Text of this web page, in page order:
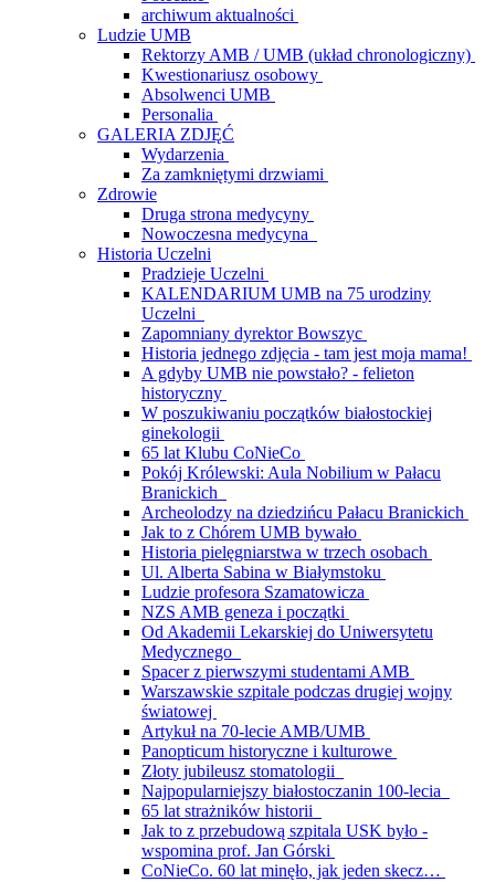
archiwum aktualności
Ludzie UMB
Rektorzy AMB / UMB (układ chronologiczny)
Kwestionariusz osobowy
Absolwenci UMB
Personalia
GALERIA ZDJĘĆ
Wydarzenia
Za zamkniętymi drzwiami
Zdrowie
Druga strona medycyny
Nowoczesna medycyna
Historia Uczelni
Pradzieje Uczelni
KALENDARIUM UMB na 75 urodziny
Uczelni
Zapomniany dyrektor Bowszyc
Historia jednego zdjęcia - tam jest moja mama!
A gdyby UMB nie powstało? - felieton
historyczny
W poszukiwaniu początków białostockiej
ginekologii
65 lat Klubu CoNieCo
Pokój Królewski: Aula Nobilium w Pałacu
Branickich
Archeolodzy na dziedzińcu Pałacu Branickich
Jak to z Chórem UMB bywało
Historia pielęgniarstwa w trzech osobach
Ul. Alberta Sabina w Białymstoku
Ludzie profesora Szamatowicza
NZS AMB geneza i początki
Od Akademii Lekarskiej do Uniwersytetu
Medycznego
Spacer z pierwszymi studentami AMB
Warszawskie szpitale podczas drugiej wojny
światowej
Artykuł na 70-lecie AMB/UMB
Panopticum historyczne i kulturowe
Złoty jubileusz stomatologii
Najpopularniejszy białostoczanin 100-lecia
65 lat strażników historii
Jak to z przebudową szpitala USK było -
wspomina prof. Jan Górski
CoNieCo. 60 lat minęło, jak jeden skecz…